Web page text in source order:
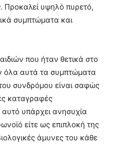
Προκαλεί υψηλό πυρετό,
συμπτώματα και
που ήταν θετικά στο
όλα αυτά τα συμπτώματα
συνδρόμου είναι σαφώς
καταγραφές
υπάρχει ανησυχία
είτε ως επιπλοκή της
άμυνες του κάθε